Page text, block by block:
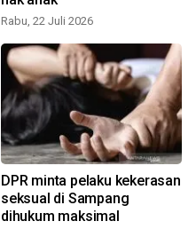
Rabu, 22 Juli 2026
DPR minta pelaku kekerasan
seksual di Sampang
dihukum maksimal